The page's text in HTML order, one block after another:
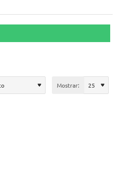
Mostrar: